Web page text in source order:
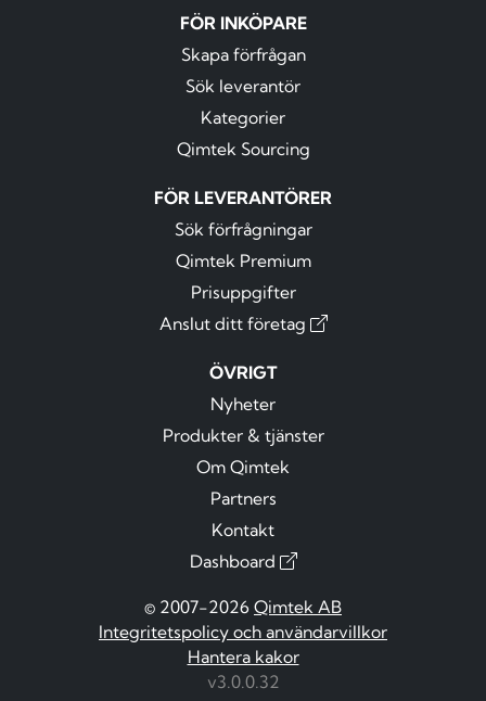
FÖR INKÖPARE
Skapa förfrågan
Sök leverantör
Kategorier
Qimtek Sourcing
FÖR LEVERANTÖRER
Sök förfrågningar
Qimtek Premium
Prisuppgifter
Anslut ditt företag
ÖVRIGT
Nyheter
Produkter & tjänster
Om Qimtek
Partners
Kontakt
Dashboard
© 2007-2026 Qimtek AB
Integritetspolicy och användarvillkor
Hantera kakor
v3.0.0.32